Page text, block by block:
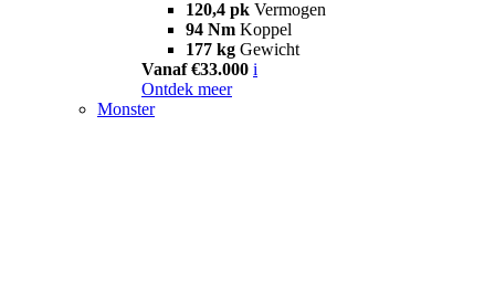
120,4 pk Vermogen
94 Nm Koppel
177 kg Gewicht
Vanaf €33.000 i
Ontdek meer
Monster